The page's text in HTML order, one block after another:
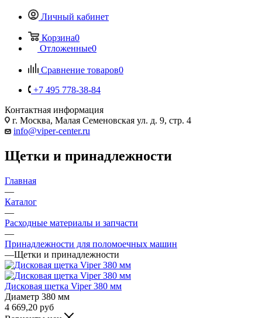
Личный кабинет
Корзина0
Отложенные0
Сравнение товаров0
+7 495 778-38-84
Контактная информация
г. Москва, Малая Семеновская ул. д. 9, стр. 4
info@viper-center.ru
Щетки и принадлежности
Главная
—
Каталог
—
Расходные материалы и запчасти
—
Принадлежности для поломоечных машин
—Щетки и принадлежности
Дисковая щетка Viper 380 мм
Диаметр 380 мм
4 669,20 руб